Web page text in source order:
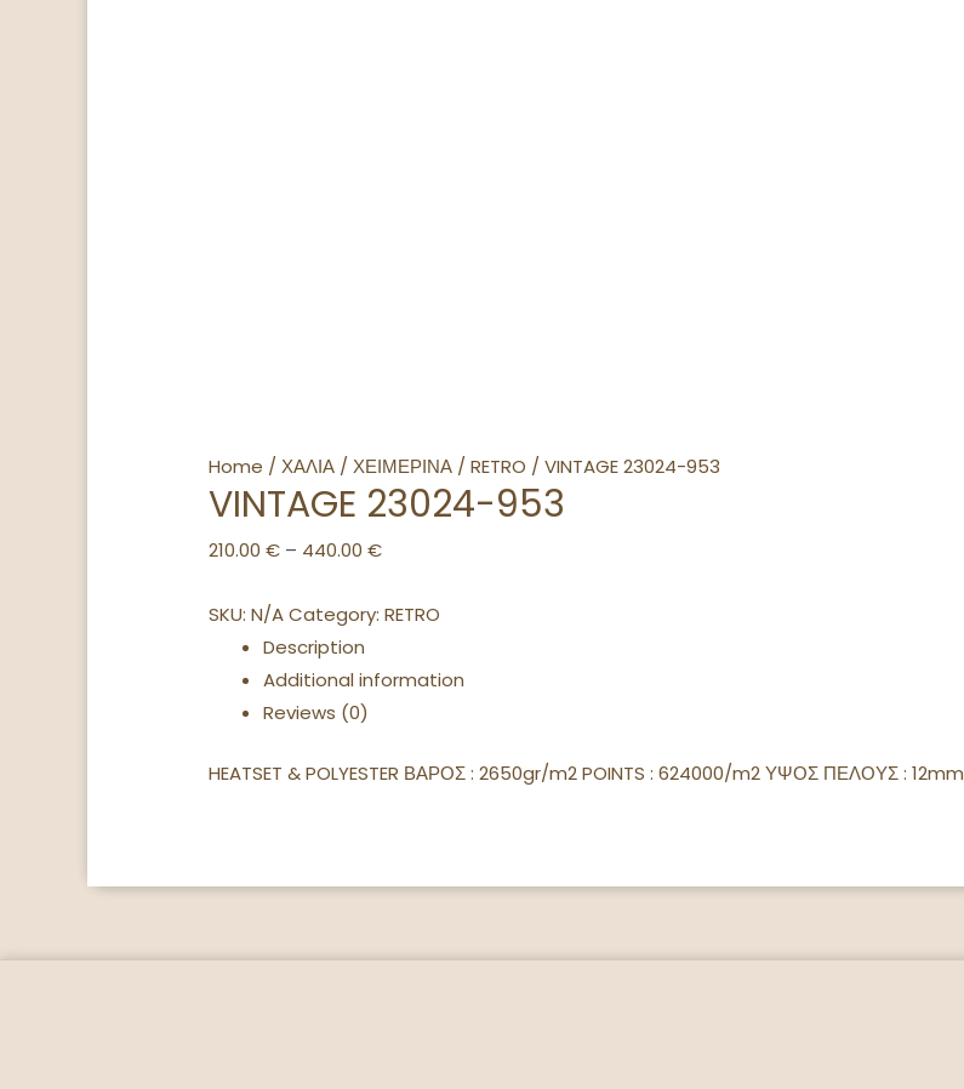
Home /ΧΑΛΙΑ /ΧΕΙΜΕΡΙΝΑ /RETRO / VINTAGE 23024-953
VINTAGE 23024-953
210.00€ – 440.00€
SKU:N/ACategory:RETRO
Description
Additional information
Reviews (0)
HEATSET & POLYESTER ΒΑΡΟΣ : 2650gr/m2 POINTS : 624000/m2 ΥΨΟΣ ΠΕΛΟΥΣ : 12mm